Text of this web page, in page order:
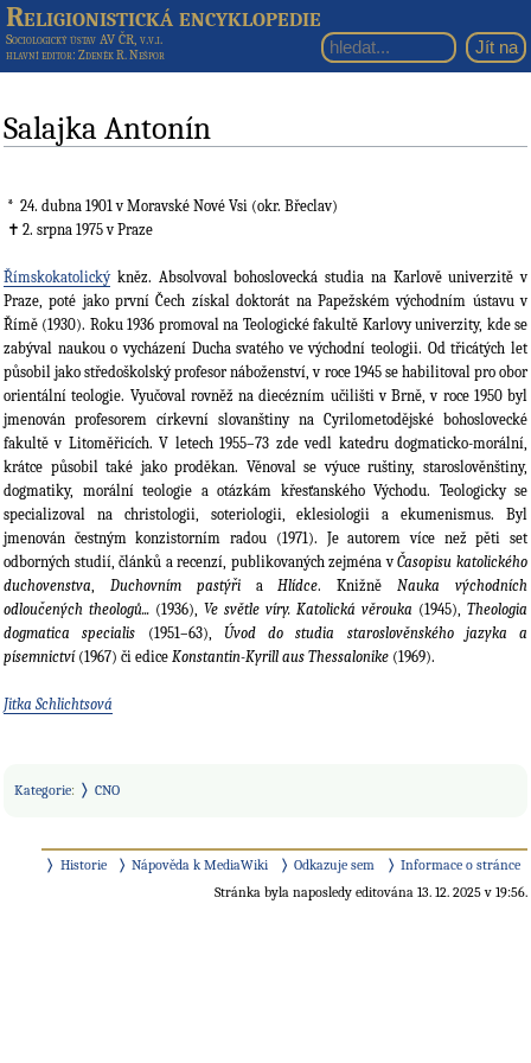
Religionistická encyklopedie
Sociologický ústav AV ČR, v.v.i.
hlavní editor: Zdeněk R. Nešpor
Salajka Antonín
24. dubna 1901v Moravské Nové Vsi (okr. Břeclav)
2. srpna 1975v Praze
Římskokatolickýkněz. Absolvoval bohoslovecká studia na Karlově univerzitě v
Praze, poté jako první Čech získal doktorát na Papežském východním ústavu v
Římě (1930). Roku 1936 promoval na Teologické fakultě Karlovy univerzity, kde se
zabýval naukou o vycházení Ducha svatého ve východní teologii. Od třicátých let
působil jako středoškolský profesor náboženství, v roce 1945 se habilitoval pro obor
orientální teologie. Vyučoval rovněž na diecézním učilišti v Brně, v roce 1950 byl
jmenován profesorem církevní slovanštiny na Cyrilometodějské bohoslovecké
fakultě v Litoměřicích. V letech 1955–73 zde vedl katedru dogmaticko-morální,
krátce působil také jako proděkan. Věnoval se výuce ruštiny, staroslověnštiny,
dogmatiky, morální teologie a otázkám křesťanského Východu. Teologicky se
specializoval na christologii, soteriologii, eklesiologii a ekumenismus. Byl
jmenován čestným konzistorním radou (1971). Je autorem více než pěti set
odborných studií, článků a recenzí, publikovaných zejména vČasopisu katolického
duchovenstva, Duchovním pastýřiaHlídce. KnižněNauka východních
odloučených theologů... (1936), Ve světle víry. Katolická věrouka (1945), Theologia
dogmatica specialis (1951–63), Úvod do studia staroslověnského jazyka a
písemnictví(1967) či edice Konstantin-Kyrill aus Thessalonike (1969).
Jitka Schlichtsová
Kategorie: CNO
Historie Nápověda k MediaWiki Odkazuje sem
Informace o stránce
Stránka byla naposledy editována 13. 12. 2025 v 19:56.